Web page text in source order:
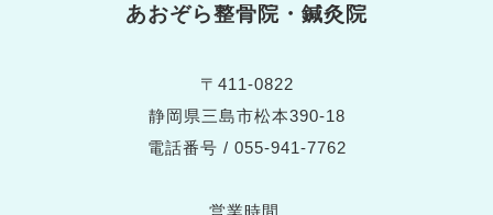
あおぞら整骨院・鍼灸院
〒411-0822
静岡県三島市松本390-18
電話番号 / 055-941-7762
営業時間